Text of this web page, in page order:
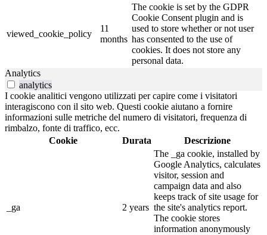
viewed_cookie_policy
11
months
The cookie is set by the GDPR
Cookie Consent plugin and is
used to store whether or not user
has consented to the use of
cookies. It does not store any
personal data.
Analytics
analytics
I cookie analitici vengono utilizzati per capire come i visitatori
interagiscono con il sito web. Questi cookie aiutano a fornire
informazioni sulle metriche del numero di visitatori, frequenza di
rimbalzo, fonte di traffico, ecc.
Cookie
Durata Descrizione
_ga 2 years
The _ga cookie, installed by
Google Analytics, calculates
visitor, session and
campaign data and also
keeps track of site usage for
the site's analytics report.
The cookie stores
information anonymously